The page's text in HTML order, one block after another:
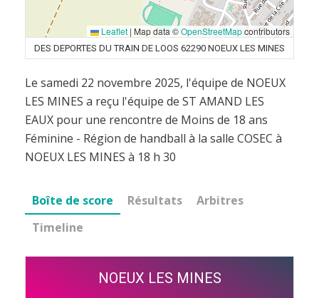
Leaflet | Map data ©OpenStreetMapcontributors
DES DEPORTES DU TRAIN DE LOOS 62290 NOEUX LES MINES
Le samedi 22 novembre 2025, l'équipe de NOEUX
LES MINES a reçu l'équipe de ST AMAND LES
EAUX pour une rencontre de Moins de 18 ans
Féminine - Région de handball à la salle COSEC à
NOEUX LES MINES à 18 h 30
Boîte de score Résultats
Arbitres
Timeline
NOEUX LES MINES